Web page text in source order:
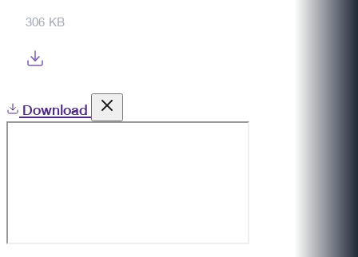
306 KB
Download